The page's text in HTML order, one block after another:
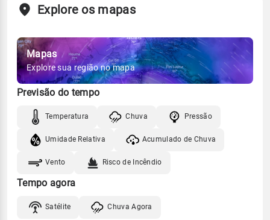
Explore os mapas
Mapas
Explore sua região no mapa
Previsão do tempo
Temperatura Chuva Pressão
Umidade Relativa Acumulado de Chuva
Vento Risco de Incêndio
Tempo agora
Satélite Chuva Agora